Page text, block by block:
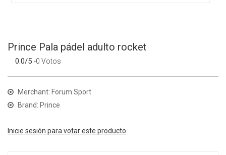
Prince Pala pádel adulto rocket
0.0/5 -0 Votos
Merchant: Forum Sport
Brand: Prince
Inicie sesión para votar este producto